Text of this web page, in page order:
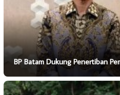
BP Batam Dukung Penertiban